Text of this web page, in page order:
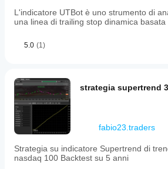
pada data
pasaran
dalam
dan Mac.
pengoptimuman
yang
akaun?
mungkin
berbeza-
pada syarat
broker,
spread dan
kualiti
pelaksanaan.
Menguji bot
dalam
persekitaran
L'indicatore UTBot è uno strumento di
una linea di trailing stop dinamica basata
5.0 (1)
strategia supertrend
fabio23.traders
Strategia su indicatore Supertrend di
nasdaq 100 Backtest su 5 anni